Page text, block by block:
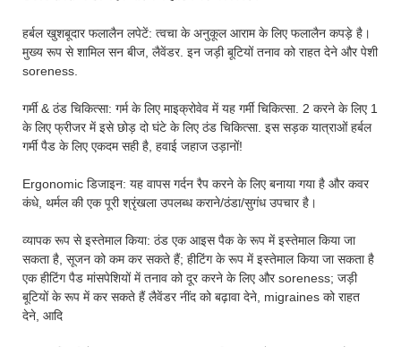
हर्बल खुशबूदार फलालैन लपेटें: त्वचा के अनुकूल आराम के लिए फलालैन कपड़े है।
मुख्य रूप से शामिल सन बीज, लैवेंडर. इन जड़ी बूटियों तनाव को राहत देने और पेशी
soreness.
गर्मी & ठंड चिकित्सा: गर्म के लिए माइक्रोवेव में यह गर्मी चिकित्सा. 2 करने के लिए 1
के लिए फ्रीजर में इसे छोड़ दो घंटे के लिए ठंड चिकित्सा. इस सड़क यात्राओं हर्बल
गर्मी पैड के लिए एकदम सही है, हवाई जहाज उड़ानों!
Ergonomic डिजाइन: यह वापस गर्दन रैप करने के लिए बनाया गया है और कवर
कंधे, थर्मल की एक पूरी श्रृंखला उपलब्ध कराने/ठंडा/सुगंध उपचार है।
व्यापक रूप से इस्तेमाल किया: ठंड एक आइस पैक के रूप में इस्तेमाल किया जा
सकता है, सूजन को कम कर सकते हैं; हीटिंग के रूप में इस्तेमाल किया जा सकता है
एक हीटिंग पैड मांसपेशियों में तनाव को दूर करने के लिए और soreness; जड़ी
बूटियों के रूप में कर सकते हैं लैवेंडर नींद को बढ़ावा देने, migraines को राहत
देने, आदि